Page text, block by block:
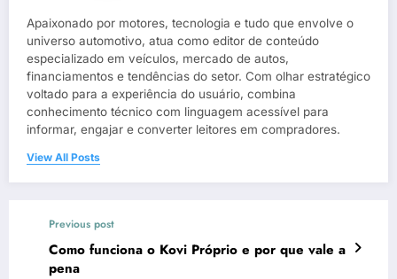
Apaixonado por motores, tecnologia e tudo que envolve o
universo automotivo, atua como editor de conteúdo
especializado em veículos, mercado de autos,
financiamentos e tendências do setor. Com olhar estratégico
voltado para a experiência do usuário, combina
conhecimento técnico com linguagem acessível para
informar, engajar e converter leitores em compradores.
View All Posts
Previous post
Como funciona o Kovi Próprio e por que vale a
pena